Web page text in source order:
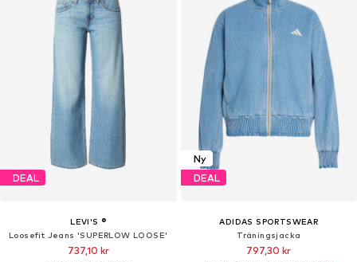
DEAL
LEVI'S ®
Loosefit Jeans 'SUPERLOW LOOSE'
737,10 kr
Ny
DEAL
ADIDAS SPORTSWEAR
Träningsjacka
797,30 kr